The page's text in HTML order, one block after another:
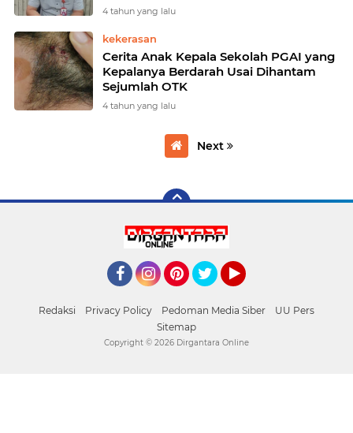
4 tahun yang lalu
kekerasan
Cerita Anak Kepala Sekolah PGAI yang
Kepalanya Berdarah Usai Dihantam
Sejumlah OTK
4 tahun yang lalu
Next
Redaksi Privacy Policy Pedoman Media Siber
UU Pers
Sitemap
Copyright © 2026 Dirgantara Online